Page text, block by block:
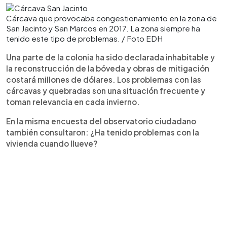
Cárcava que provocaba congestionamiento en la zona de
San Jacinto y San Marcos en 2017. La zona siempre ha
tenido este tipo de problemas. / Foto EDH
Una parte de la colonia ha sido declarada inhabitable y
la reconstrucción de la bóveda y obras de mitigación
costará millones de dólares. Los problemas con las
cárcavas y quebradas son una situación frecuente y
toman relevancia en cada invierno.
En la misma encuesta del observatorio ciudadano
también consultaron: ¿Ha tenido problemas con la
vivienda cuando llueve?